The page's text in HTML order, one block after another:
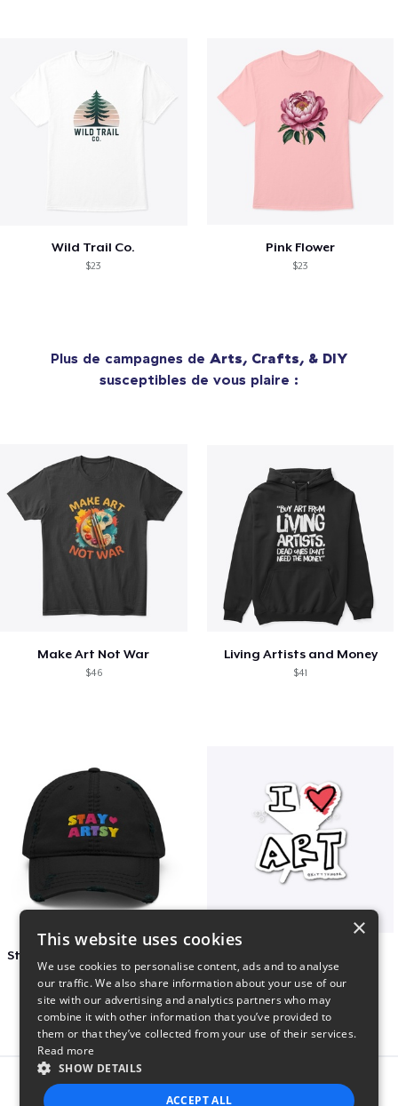
Wild Trail Co.
$23
Pink Flower
$23
Plus de campagnes de Arts, Crafts, & DIY
susceptibles de vous plaire :
Make Art Not War
$46
Living Artists and Money
$41
Report this product
×
This website uses cookies
We use cookies to personalise content, ads and to analyse
our traffic. We also share information about your use of our
site with our advertising and analytics partners who may
combine it with other information that you’ve provided to
them or that they’ve collected from your use of their services.
Read more
SHOW DETAILS
ACCEPT ALL